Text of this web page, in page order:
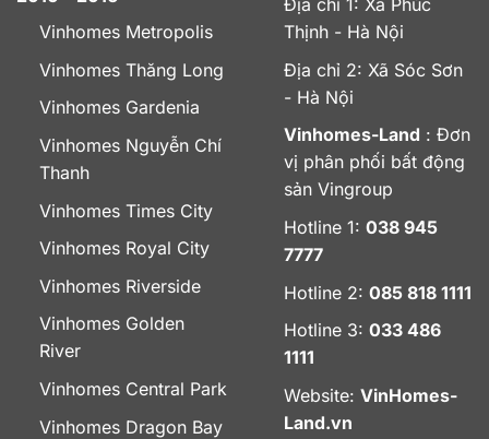
Vinhomes Metropolis
Vinhomes Thăng Long
Vinhomes Gardenia
Vinhomes Nguyễn Chí
Thanh
Vinhomes Times City
Vinhomes Royal City
Vinhomes Riverside
Vinhomes Golden
River
Vinhomes Central Park
Vinhomes Dragon Bay
Địa chỉ 1: Xã Phúc
Thịnh - Hà Nội
Địa chỉ 2: Xã Sóc Sơn
- Hà Nội
Vinhomes-Land : Đơn
vị phân phối bất động
sản Vingroup
Hotline 1: 038 945
7777
Hotline 2: 085 818 1111
Hotline 3: 033 486
1111
Website: VinHomes-
Land.vn